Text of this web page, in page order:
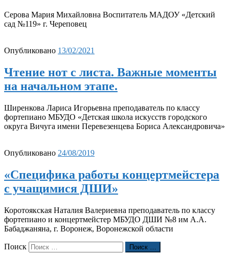
Серова Мария Михайловна Воспитатель МАДОУ «Детский
сад №119» г. Череповец
Опубликовано 13/02/2021
Чтение нот с листа. Важные моменты
на начальном этапе.
Ширенкова Лариса Игорьевна преподаватель по классу
фортепиано МБУДО «Детская школа искусств городского
округа Вичуга имени Перевезенцева Бориса Александровича»
Опубликовано 24/08/2019
«Специфика работы концертмейстера
с учащимися ДШИ»
Коротоякская Наталия Валериевна преподаватель по классу
фортепиано и концертмейстер МБУДО ДШИ №8 им А.А.
Бабаджаняна, г. Воронеж, Воронежской области
Поиск Поиск …